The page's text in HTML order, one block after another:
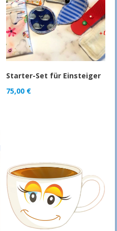
Starter-Set für Einsteiger
75,00 €